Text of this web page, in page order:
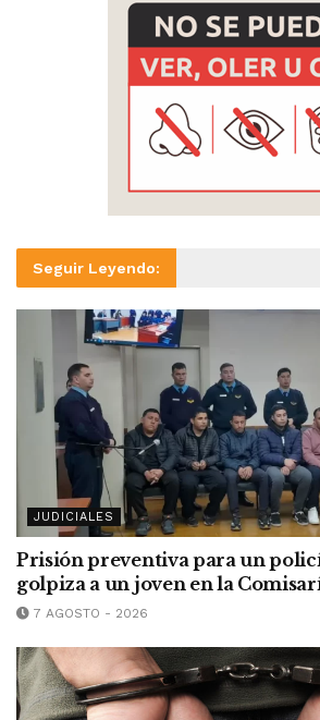
Seguir Leyendo:
JUDICIALES
Prisión preventiva para un
golpiza a un joven en la
7 AGOSTO - 2026